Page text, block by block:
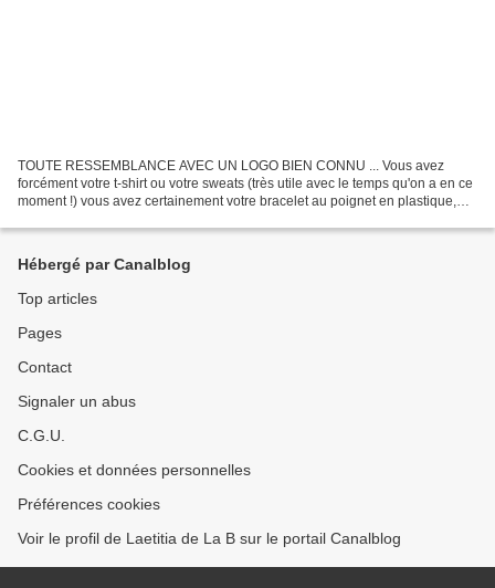
TOUTE RESSEMBLANCE AVEC UN LOGO BIEN CONNU ... Vous avez
forcément votre t-shirt ou votre sweats (très utile avec le temps qu'on a en ce
moment !) vous avez certainement votre bracelet au poignet en plastique,
Hébergé par Canalblog
Top articles
Pages
Contact
Signaler un abus
C.G.U.
Cookies et données personnelles
Préférences cookies
Voir le profil de Laetitia de La B sur le portail Canalblog